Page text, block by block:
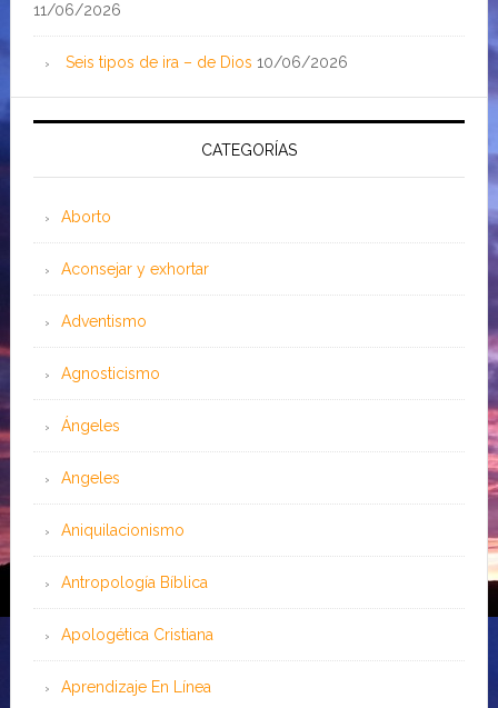
11/06/2026
Seis tipos de ira – de Dios 10/06/2026
CATEGORÍAS
Aborto
Aconsejar y exhortar
Adventismo
Agnosticismo
Ángeles
Angeles
Aniquilacionismo
Antropología Bíblica
Apologética Cristiana
Aprendizaje En Línea